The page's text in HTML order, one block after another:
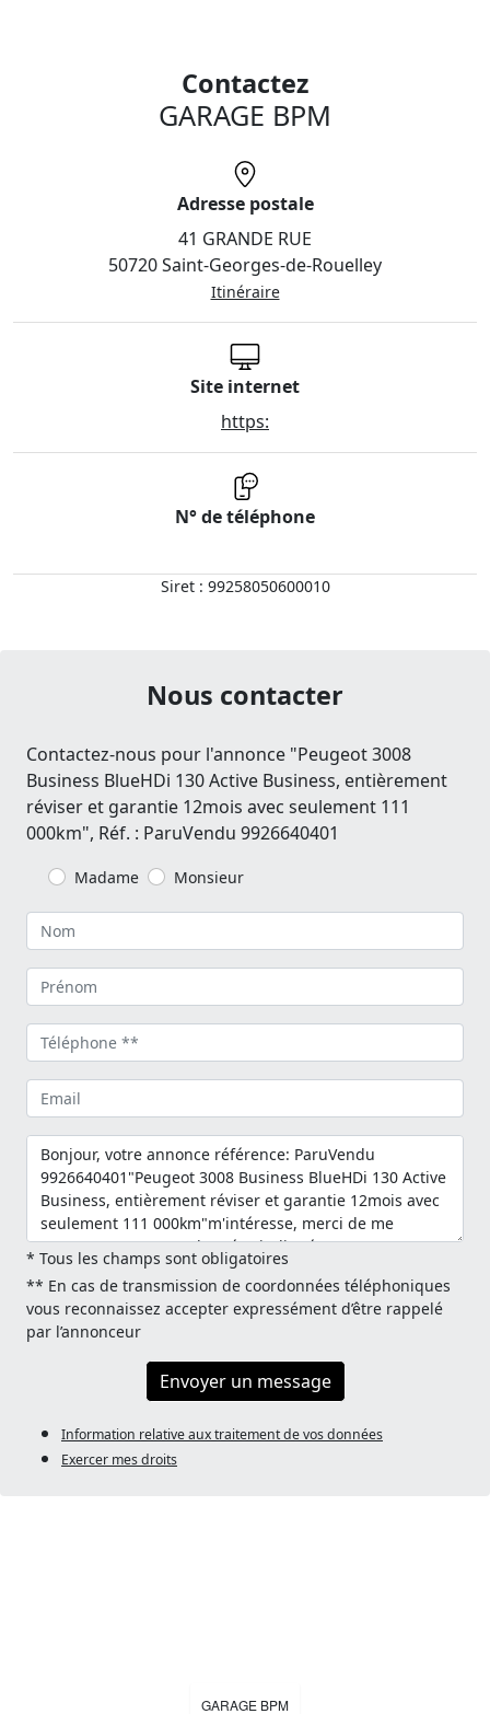
Contactez
GARAGE BPM
Adresse postale
41 GRANDE RUE
50720 Saint-Georges-de-Rouelley
Itinéraire
Site internet
https:
N° de téléphone
Siret : 99258050600010
Nous contacter
Contactez-nous pour l'annonce "Peugeot 3008
Business BlueHDi 130 Active Business, entièrement
réviser et garantie 12mois avec seulement 111
000km", Réf. : ParuVendu 9926640401
Madame Monsieur
* Tous les champs sont obligatoires
** En cas de transmission de coordonnées téléphoniques
vous reconnaissez accepter expressément d’être rappelé
par l’annonceur
Envoyer un message
Information relative aux traitement de vos données
Exercer mes droits
GARAGE BPM